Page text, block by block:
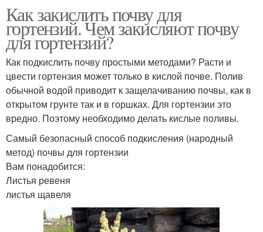
Как закислить почву для
гортензий. Чем закисляют почву
для гортензий?
Как подкислить почву простыми методами? Расти и
цвести гортензия может только в кислой почве. Полив
обычной водой приводит к защелачиванию почвы, как в
открытом грунте так и в горшках. Для гортензии это
вредно. Поэтому необходимо делать кислые поливы.
Самый безопасный способ подкисления (народный
метод) почвы для гортензии
Вам понадобится:
Листья ревеня
листья щавеля